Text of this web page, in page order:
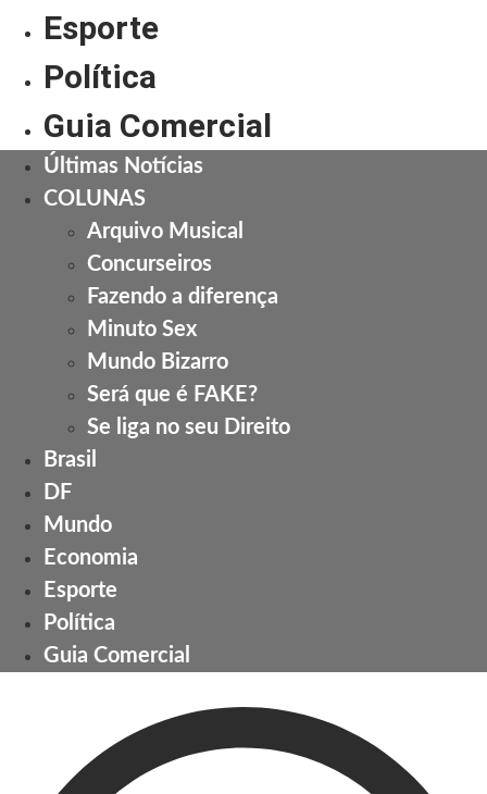
Esporte
Política
Guia Comercial
Últimas Notícias
COLUNAS
Arquivo Musical
Concurseiros
Fazendo a diferença
Minuto Sex
Mundo Bizarro
Será que é FAKE?
Se liga no seu Direito
Brasil
DF
Mundo
Economia
Esporte
Política
Guia Comercial